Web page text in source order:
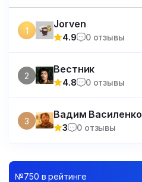
1
Jorven
4.9 0 отзывы
2
Вестник
4.8 0 отзывы
3
Вадим Василенко
3 0 отзывы
№750 в рейтинге